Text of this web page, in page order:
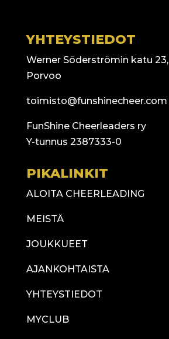
YHTEYSTIEDOT
Werner Söderströmin katu 23,
Porvoo
toimisto@funshinecheer.com
FunShine Cheerleaders ry
Y-tunnus 2387333-0
PIKALINKIT
ALOITA CHEERLEADING
MEISTÄ
JOUKKUEET
AJANKOHTAISTA
YHTEYSTIEDOT
MYCLUB